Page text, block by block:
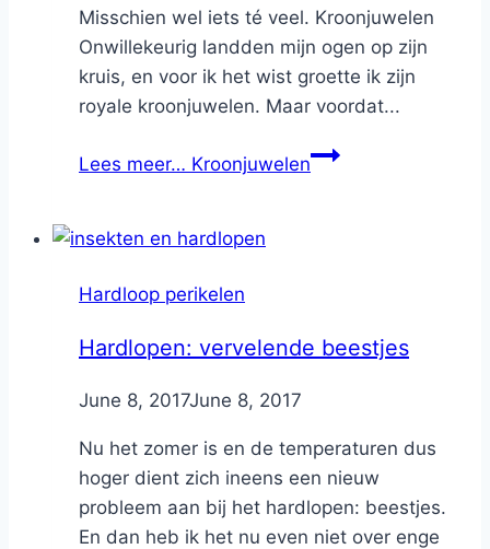
Misschien wel iets té veel. Kroonjuwelen
Onwillekeurig landden mijn ogen op zijn
kruis, en voor ik het wist groette ik zijn
royale kroonjuwelen. Maar voordat...
Lees meer… Kroonjuwelen
Hardloop perikelen
Hardlopen: vervelende beestjes
ByNicole
June 8, 2017June 8, 2017
Nu het zomer is en de temperaturen dus
hoger dient zich ineens een nieuw
probleem aan bij het hardlopen: beestjes.
En dan heb ik het nu even niet over enge